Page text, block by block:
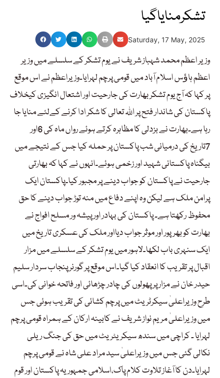
تشکرمنایاگیا
Saturday, 17 May, 2025
وزیر اعظم محمد شہباز شریف نے یوم تشکر کے سلسلے میں وزیر
اعظم ہاﺅس اسلام آباد میں قومی پرچم لہرایا۔وزیراعظم نے اس موقع
پر کہا کہ آج یوم تشکر بھارت کی جارحیت اور اشتعال انگیزی کیخلاف
پاکستان کی شاندار فتح پر اللہ تعالی کا شکر ادا کرنے کےلئے منایا جا
رہا ہے۔بھارت نے بزدلی کا مظاہرہ کرتے ہوئے رواں ماہ کی 6اور
7تاریخ کی درمیانی شب پاکستان پر حملہ کیا جس کے نتیجے میں
بیگناہ پاکستانی شہید اور زخمی ہوئے۔انہوں نے کہا کہ بھارتی
جارحیت نے پاکستان کو جواب دینے پر مجبور کیا۔پاکستان ایک
پرامن ملک ہے لیکن وہ اپنے دفاع میں منہ توڑ جواب دینے کا حق
محفوظ رکھتا ہے۔ پاکستان کی بہادر اور پیشہ ور مسلح افواج نے
بھارت کو بھرپور اور موثر جواب دیااور ملک کی عسکری تاریخ میں
ایک سنہری باب لکھا۔لاہور میں یوم تشکر کے سلسلے میں مزار
اقبال پر تقریب کا انعقاد کیا گیا۔اس موقع پر گورنر پنجاب سردار سلیم
حیدر خان نے مزار پر پھولوں کی چادر چڑھائی اور فاتحہ خوانی کی۔اسی
طرح وزیراعلیٰ سیکرٹریٹ میں پرچم کشائی کی تقریب ہوئی جس
میں وزیراعلیٰ مریم نواز شریف نے کابینہ ارکان کے ہمراہ قومی پرچم
لہرایا ۔ کراچی میں سندھ سیکریٹریٹ میں حق کی جنگ ریلی
نکالی گئی جس میں وزیراعلیٰ سید مراد علی شاہ نے قومی پرچم
لہرایا۔دن کا آغاز تلاوت کلام پاک،اسلامی جمہوریہ پاکستان اور قوم